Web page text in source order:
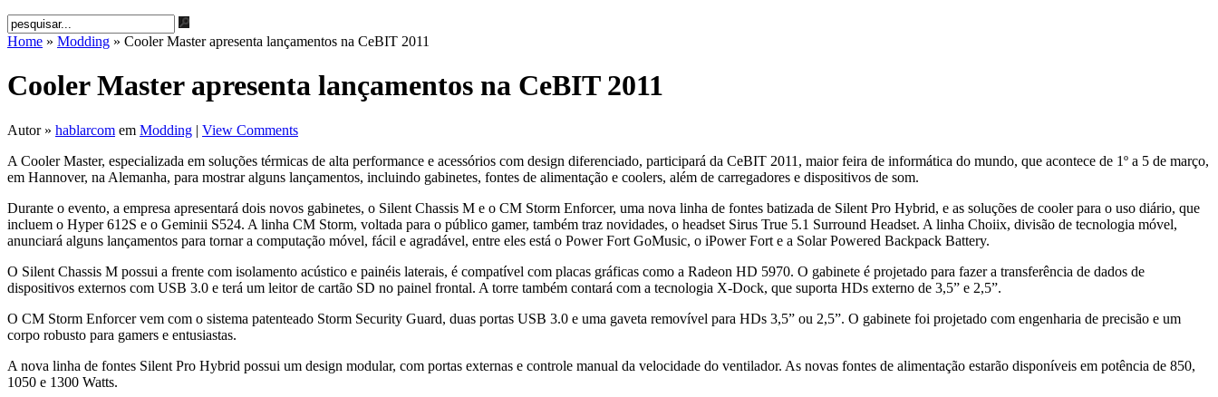
Home » Modding » Cooler Master apresenta lançamentos na CeBIT 2011
Cooler Master apresenta lançamentos na CeBIT 2011
Autor » hablarcom em Modding | View Comments
A Cooler Master, especializada em soluções térmicas de alta performance e acessórios com design diferenciado, participará da CeBIT 2011, maior feira de informática do mundo, que acontece de 1º a 5 de março,
em Hannover, na Alemanha, para mostrar alguns lançamentos, incluindo gabinetes, fontes de alimentação e coolers, além de carregadores e dispositivos de som.
Durante o evento, a empresa apresentará dois novos gabinetes, o Silent Chassis M e o CM Storm Enforcer, uma nova linha de fontes batizada de Silent Pro Hybrid, e as soluções de cooler para o uso diário, que
incluem o Hyper 612S e o Geminii S524. A linha CM Storm, voltada para o público gamer, também traz novidades, o headset Sirus True 5.1 Surround Headset. A linha Choiix, divisão de tecnologia móvel,
anunciará alguns lançamentos para tornar a computação móvel, fácil e agradável, entre eles está o Power Fort GoMusic, o iPower Fort e a Solar Powered Backpack Battery.
O Silent Chassis M possui a frente com isolamento acústico e painéis laterais, é compatível com placas gráficas como a Radeon HD 5970. O gabinete é projetado para fazer a transferência de dados de
dispositivos externos com USB 3.0 e terá um leitor de cartão SD no painel frontal. A torre também contará com a tecnologia X-Dock, que suporta HDs externo de 3,5” e 2,5”.
O CM Storm Enforcer vem com o sistema patenteado Storm Security Guard, duas portas USB 3.0 e uma gaveta removível para HDs 3,5” ou 2,5”. O gabinete foi projetado com engenharia de precisão e um
corpo robusto para gamers e entusiastas.
A nova linha de fontes Silent Pro Hybrid possui um design modular, com portas externas e controle manual da velocidade do ventilador. As novas fontes de alimentação estarão disponíveis em potência de 850,
1050 e 1300 Watts.